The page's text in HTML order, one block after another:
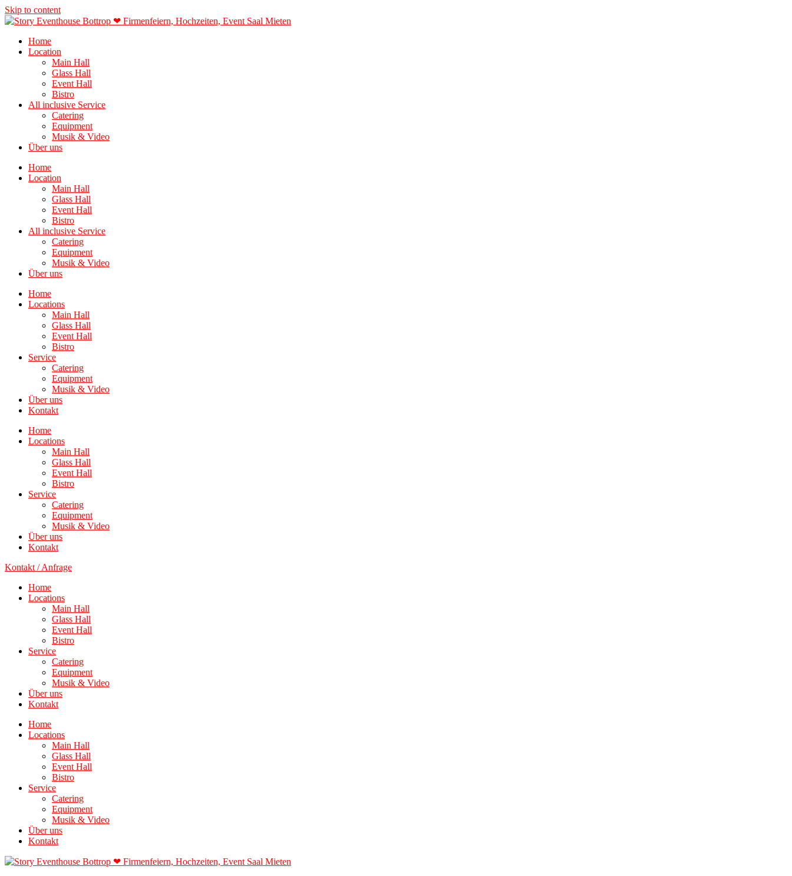
Skip to content
Home
Location
Main Hall
Glass Hall
Event Hall
Bistro
All inclusive Service
Catering
Equipment
Musik & Video
Über uns
Home
Location
Main Hall
Glass Hall
Event Hall
Bistro
All inclusive Service
Catering
Equipment
Musik & Video
Über uns
Home
Locations
Main Hall
Glass Hall
Event Hall
Bistro
Service
Catering
Equipment
Musik & Video
Über uns
Kontakt
Home
Locations
Main Hall
Glass Hall
Event Hall
Bistro
Service
Catering
Equipment
Musik & Video
Über uns
Kontakt
Kontakt / Anfrage
Home
Locations
Main Hall
Glass Hall
Event Hall
Bistro
Service
Catering
Equipment
Musik & Video
Über uns
Kontakt
Home
Locations
Main Hall
Glass Hall
Event Hall
Bistro
Service
Catering
Equipment
Musik & Video
Über uns
Kontakt